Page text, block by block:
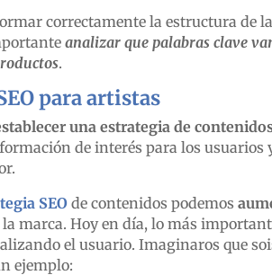
correctamente la estructura de
analizar que palabras clave
.
para artistas
una estrategia de
de interés para los usuarios
SEO de contenidos podemos
la marca. Hoy en día, lo más
el usuario. Imaginaros que
ejemplo: